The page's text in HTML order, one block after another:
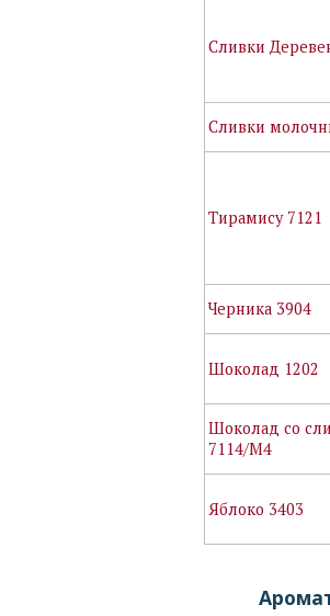
Сливки
Сливки
Тирамису 7121
Черника 3904
Шоколад 1202
Шоколад со
7114/М4
Яблоко 3403